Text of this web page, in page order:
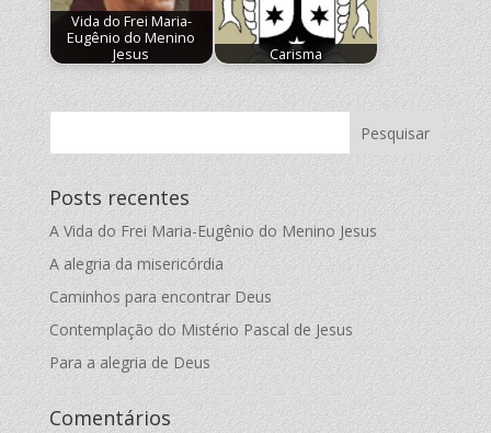
Vida do Frei Maria-
Eugênio do Menino
Jesus
Carisma
Posts recentes
A Vida do Frei Maria-Eugênio do Menino Jesus
A alegria da misericórdia
Caminhos para encontrar Deus
Contemplação do Mistério Pascal de Jesus
Para a alegria de Deus
Comentários